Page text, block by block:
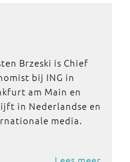
Brzeski is Chief
bij ING in
am Main en
in Nederlandse en
media.